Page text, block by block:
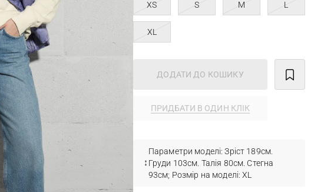
XS S M L
XL
ДОДАТИ ДО КОШИКУ
ПРИДБАТИ В ОДИН КЛІК
Параметри моделі: Зріст 189см.
Груди 103см. Талія 80см. Стегна
93см; Розмір на моделі: XL